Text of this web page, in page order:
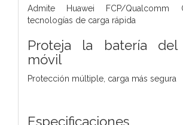
Admite Huawei FCP/
tecnologías de carga rápida
Proteja la batería del
móvil
Protección múltiple, carga más segura
Especificaciones